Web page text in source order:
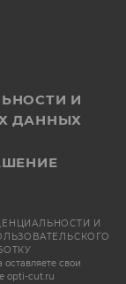
И
ДАННЫХ
И
свои
opti-cut.ru